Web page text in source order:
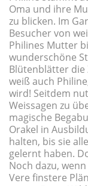
Oma und ihre
zu blicken. Im
Besucher von
Philines Mutter
wunderschöne
Blütenblätter die
weiß auch
wird! Seitdem
Weissagen zu
magische
Orakel in
halten, bis sie
gelernt haben.
Noch dazu,
Vere finstere